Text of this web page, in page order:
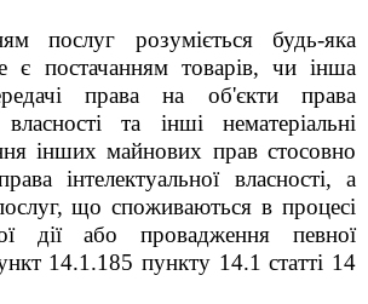
послуг розуміється будь-яка
є постачанням товарів, чи інша
права на об'єкти права
власності та інші нематеріальні
інших майнових прав стосовно
інтелектуальної власності, а
що споживаються в процесі
дії або провадження певної
14.1.185 пункту 14.1 статті 14